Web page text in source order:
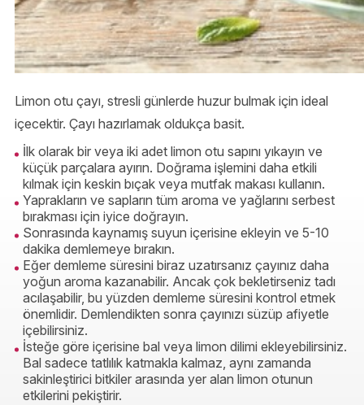
Limon otu çayı, stresli günlerde huzur bulmak için ideal
içecektir. Çayı hazırlamak oldukça basit.
İlk olarak bir veya iki adet limon otu sapını yıkayın ve
küçük parçalara ayırın. Doğrama işlemini daha etkili
kılmak için keskin bıçak veya mutfak makası kullanın.
Yaprakların ve sapların tüm aroma ve yağlarını serbest
bırakması için iyice doğrayın.
Sonrasında kaynamış suyun içerisine ekleyin ve 5-10
dakika demlemeye bırakın.
Eğer demleme süresini biraz uzatırsanız çayınız daha
yoğun aroma kazanabilir. Ancak çok bekletirseniz tadı
acılaşabilir, bu yüzden demleme süresini kontrol etmek
önemlidir. Demlendikten sonra çayınızı süzüp afiyetle
içebilirsiniz.
İsteğe göre içerisine bal veya limon dilimi ekleyebilirsiniz.
Bal sadece tatlılık katmakla kalmaz, aynı zamanda
sakinleştirici bitkiler arasında yer alan limon otunun
etkilerini pekiştirir.